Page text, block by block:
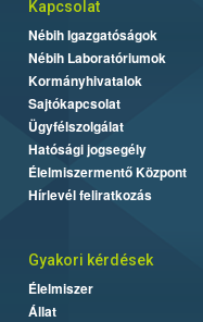
Kapcsolat
Nébih Igazgatóságok
Nébih Laboratóriumok
Kormányhivatalok
Sajtókapcsolat
Ügyfélszolgálat
Hatósági jogsegély
Élelmiszermentő Központ
Hírlevél feliratkozás
Gyakori kérdések
Élelmiszer
Állat